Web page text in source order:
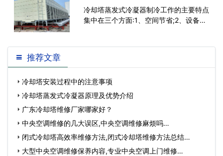
的洗涤，板与经过水底盘的板之间的界面
处损坏。原因主要是在清洁冷却
冷却塔蒸发式冷凝器制冷工作的主要特点
集中在三个方面:1、空间节省;2、设备运
推荐文章
冷却塔安装过程中的注意事项
冷却塔蒸发式冷凝器原理及优势介绍
广东冷却塔维修厂家哪家好？
中央空调维修的几大误区,中央空调维修麻烦吗…
闭式冷却塔高效率维修方法,闭式冷却塔维修方法总结…
大型中央空调维修保养内容,专业中央空调上门维修…